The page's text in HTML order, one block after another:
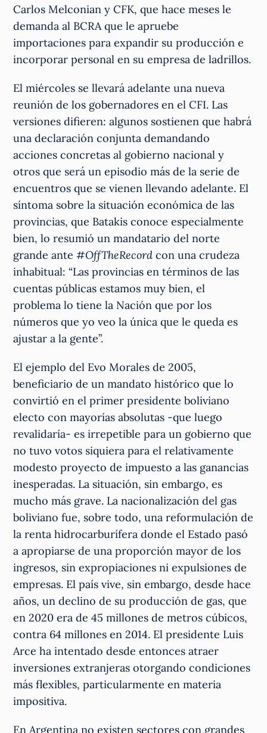
Carlos Melconian y CFK, que hace meses le
demanda al BCRA que le apruebe
importaciones para expandir su producción e
incorporar personal en su empresa de ladrillos.
El miércoles se llevará adelante una nueva
reunión de los gobernadores en el CFI. Las
versiones difieren: algunos sostienen que habrá
una declaración conjunta demandando
acciones concretas al gobierno nacional y
otros que será un episodio más de la serie de
encuentros que se vienen llevando adelante. El
síntoma sobre la situación económica de las
provincias, que Batakis conoce especialmente
bien, lo resumió un mandatario del norte
grande ante#OffTheRecordcon una crudeza
inhabitual: “Las provincias en términos de las
cuentas públicas estamos muy bien, el
problema lo tiene la Nación que por los
números que yo veo la única que le queda es
ajustar a la gente”.
El ejemplo del Evo Morales de 2005,
beneficiario de un mandato histórico que lo
convirtió en el primer presidente boliviano
electo con mayorías absolutas -que luego
revalidaría- es irrepetible para un gobierno que
no tuvo votos siquiera para el relativamente
modesto proyecto de impuesto a las ganancias
inesperadas. La situación, sin embargo, es
mucho más grave. La nacionalización del gas
boliviano fue, sobre todo, una reformulación de
la renta hidrocarburífera donde el Estado pasó
a apropiarse de una proporción mayor de los
ingresos, sin expropiaciones ni expulsiones de
empresas. El país vive, sin embargo, desde hace
años, un declino de su producción de gas, que
en 2020 era de 45 millones de metros cúbicos,
contra 64 millones en 2014. El presidente Luis
Arce ha intentado desde entonces atraer
inversiones extranjeras otorgando condiciones
más flexibles, particularmente en materia
impositiva.
En Argentina no existen sectores con grandes